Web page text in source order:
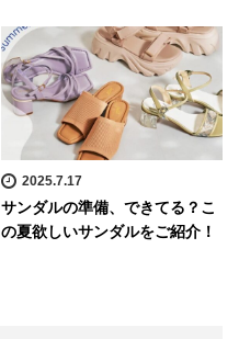
2025.7.17
サンダルの準備、できてる？こ
の夏欲しいサンダルをご紹介！